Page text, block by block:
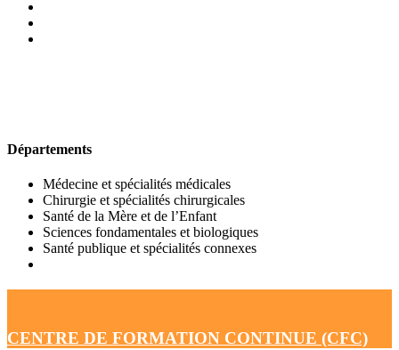
Départements
Médecine et spécialités médicales
Chirurgie et spécialités chirurgicales
Santé de la Mère et de l’Enfant
Sciences fondamentales et biologiques
Santé publique et spécialités connexes
CENTRE DE FORMATION CONTINUE (CFC)